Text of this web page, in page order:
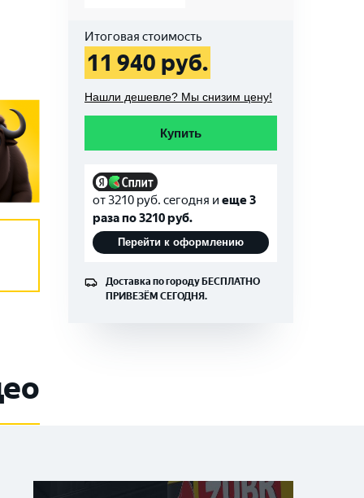
Итоговая стоимость
11 940 руб.
Нашли дешевле? Мы снизим цену!
Купить
от 3210 руб. сегодня и еще 3
раза по3210руб.
Перейти к оформлению
Доставка по городуБЕСПЛАТНО
ПРИВЕЗЁМ СЕГОДНЯ.